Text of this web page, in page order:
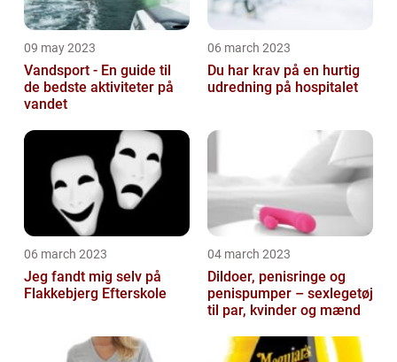
09 may 2023
Vandsport - En guide til
de bedste aktiviteter på
vandet
06 march 2023
Du har krav på en hurtig
udredning på hospitalet
06 march 2023
Jeg fandt mig selv på
Flakkebjerg Efterskole
04 march 2023
Dildoer, penisringe og
penispumper – sexlegetøj
til par, kvinder og mænd